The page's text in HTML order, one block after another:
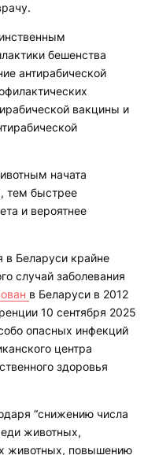
бешенства
антирабической
вакцины и
начата
тем быстрее
и вероятнее
в Беларуси крайне
случай заболевания
в Беларуси в 2012
10 сентября 2025
опасных инфекций
центра
здоровья
“снижению числа
животных,
животных, повышению